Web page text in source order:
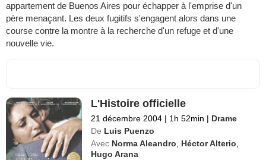
appartement de Buenos Aires pour échapper à l'emprise d'un
père menaçant. Les deux fugitifs s'engagent alors dans une
course contre la montre à la recherche d'un refuge et d'une
nouvelle vie.
L'Histoire officielle
21 décembre 2004 | 1h 52min | Drame
De Luis Puenzo
Avec Norma Aleandro, Héctor Alterio,
Hugo Arana